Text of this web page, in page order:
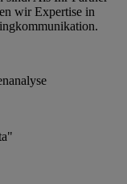
wir Expertise in